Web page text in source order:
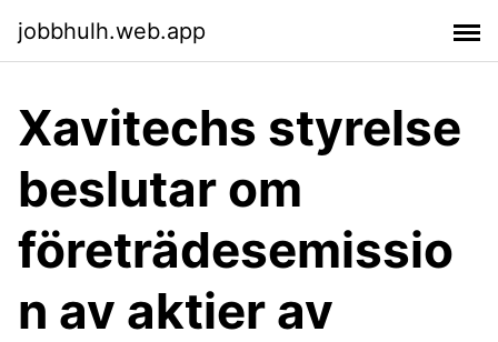
jobbhulh.web.app
Xavitechs styrelse
beslutar om
företrädesemissio
n av aktier av